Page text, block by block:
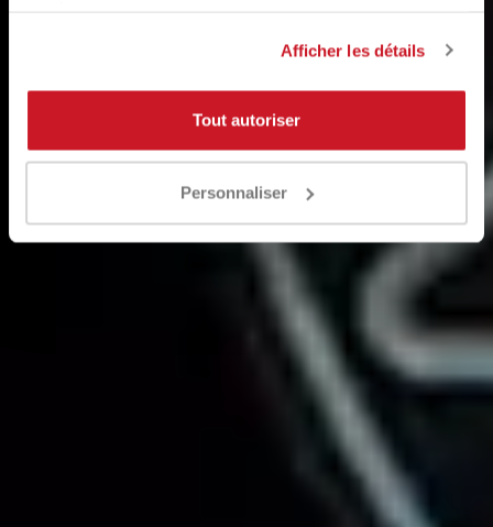
Afficher les détails
Tout autoriser
Personnaliser